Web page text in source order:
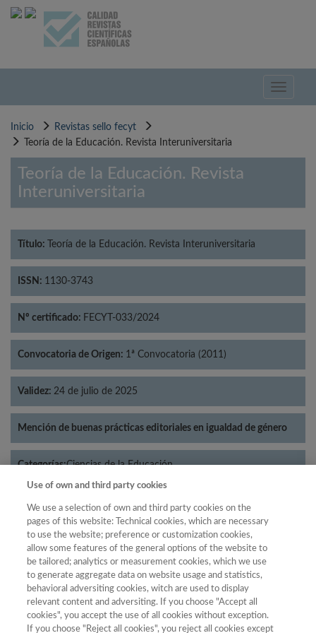
Pasar
Toggle
Inicio
Revistas sello fecyt
Teoría de la Educación. Revista Interuniversitaria
Teoría de la Educación. Revista
Interuniversitaria
Título: Teoría de la Educación. Revista Interuniversitaria
ISSN: 1130-3743
Nº certificado: FECYT-033/2024
Convocatoria de Origen: 1ª Convocatoria (2011)
Validez: 24 de julio de 2025
Mención de buenas prácticas editoriales en igualdad de género
Categorías:Ciencias de la Educación
Año
Año Filtrar
Use of own and third party cookies
We use a selection of own and third party cookies on the
pages of this website: Technical cookies, which are necessary
to use the website; preference or customization cookies,
allow some features of the general options of the website to
be tailored; analytics or measurement cookies, which we use
to generate aggregate data on website usage and statistics,
behavioral adversiting cookies, witch are used to display
relevant content and adversiting. If you choose "Accept all
cookies", you accept the use of all cookies without exception.
If you choose "Reject all cookies", you reject all cookies except